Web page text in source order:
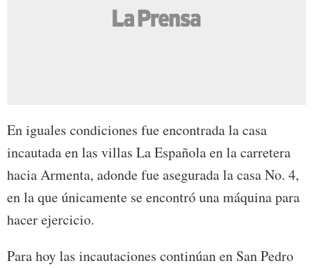
En iguales condiciones fue encontrada la casa
incautada en las villas La Española en la carretera
hacia Armenta, adonde fue asegurada la casa No. 4,
en la que únicamente se encontró una máquina para
hacer ejercicio.
Para hoy las incautaciones continúan en San Pedro